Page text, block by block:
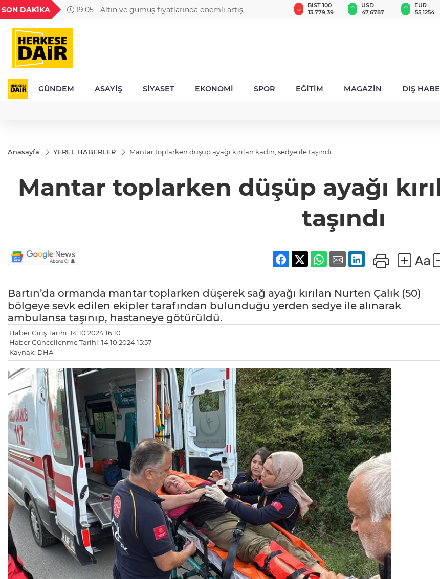
SON DAKİKA 19:05 - Altın ve gümüş fiyatlarında önemli artış
18,2677
TND
16,3788
BGN
27,9743
VND
0,0018
BIST 100
13.779,39
USD
47,6787
EUR
55,1254
GÜNDEM ASAYİŞ SİYASET EKONOMİ SPOR EĞİTİM MAGAZİN DIŞ
Anasayfa YEREL HABERLER Mantar toplarken düşüp ayağı kırılan kadın, sedye ile taşındı
Mantar toplarken düşüp ayağı
taşındı
Bartın’da ormanda mantar toplarken düşerek sağ ayağı kırılan Nurten Çalık (50)
bölgeye sevk edilen ekipler tarafından bulunduğu yerden sedye ile alınarak
ambulansa taşınıp, hastaneye götürüldü.
Haber Giriş Tarihi: 14.10.2024 16:10
Haber Güncellenme Tarihi: 14.10.2024 15:57
Kaynak: DHA